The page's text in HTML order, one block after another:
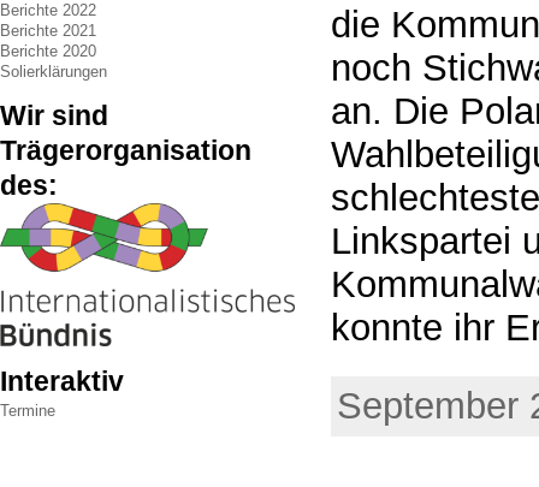
Berichte 2022
Berichte 2021
Berichte 2020
Solierklärungen
Wir sind
Trägerorganisation
des:
Interaktiv
Termine
die
noch
an. Die
Linkspartei
konnte ihr
September